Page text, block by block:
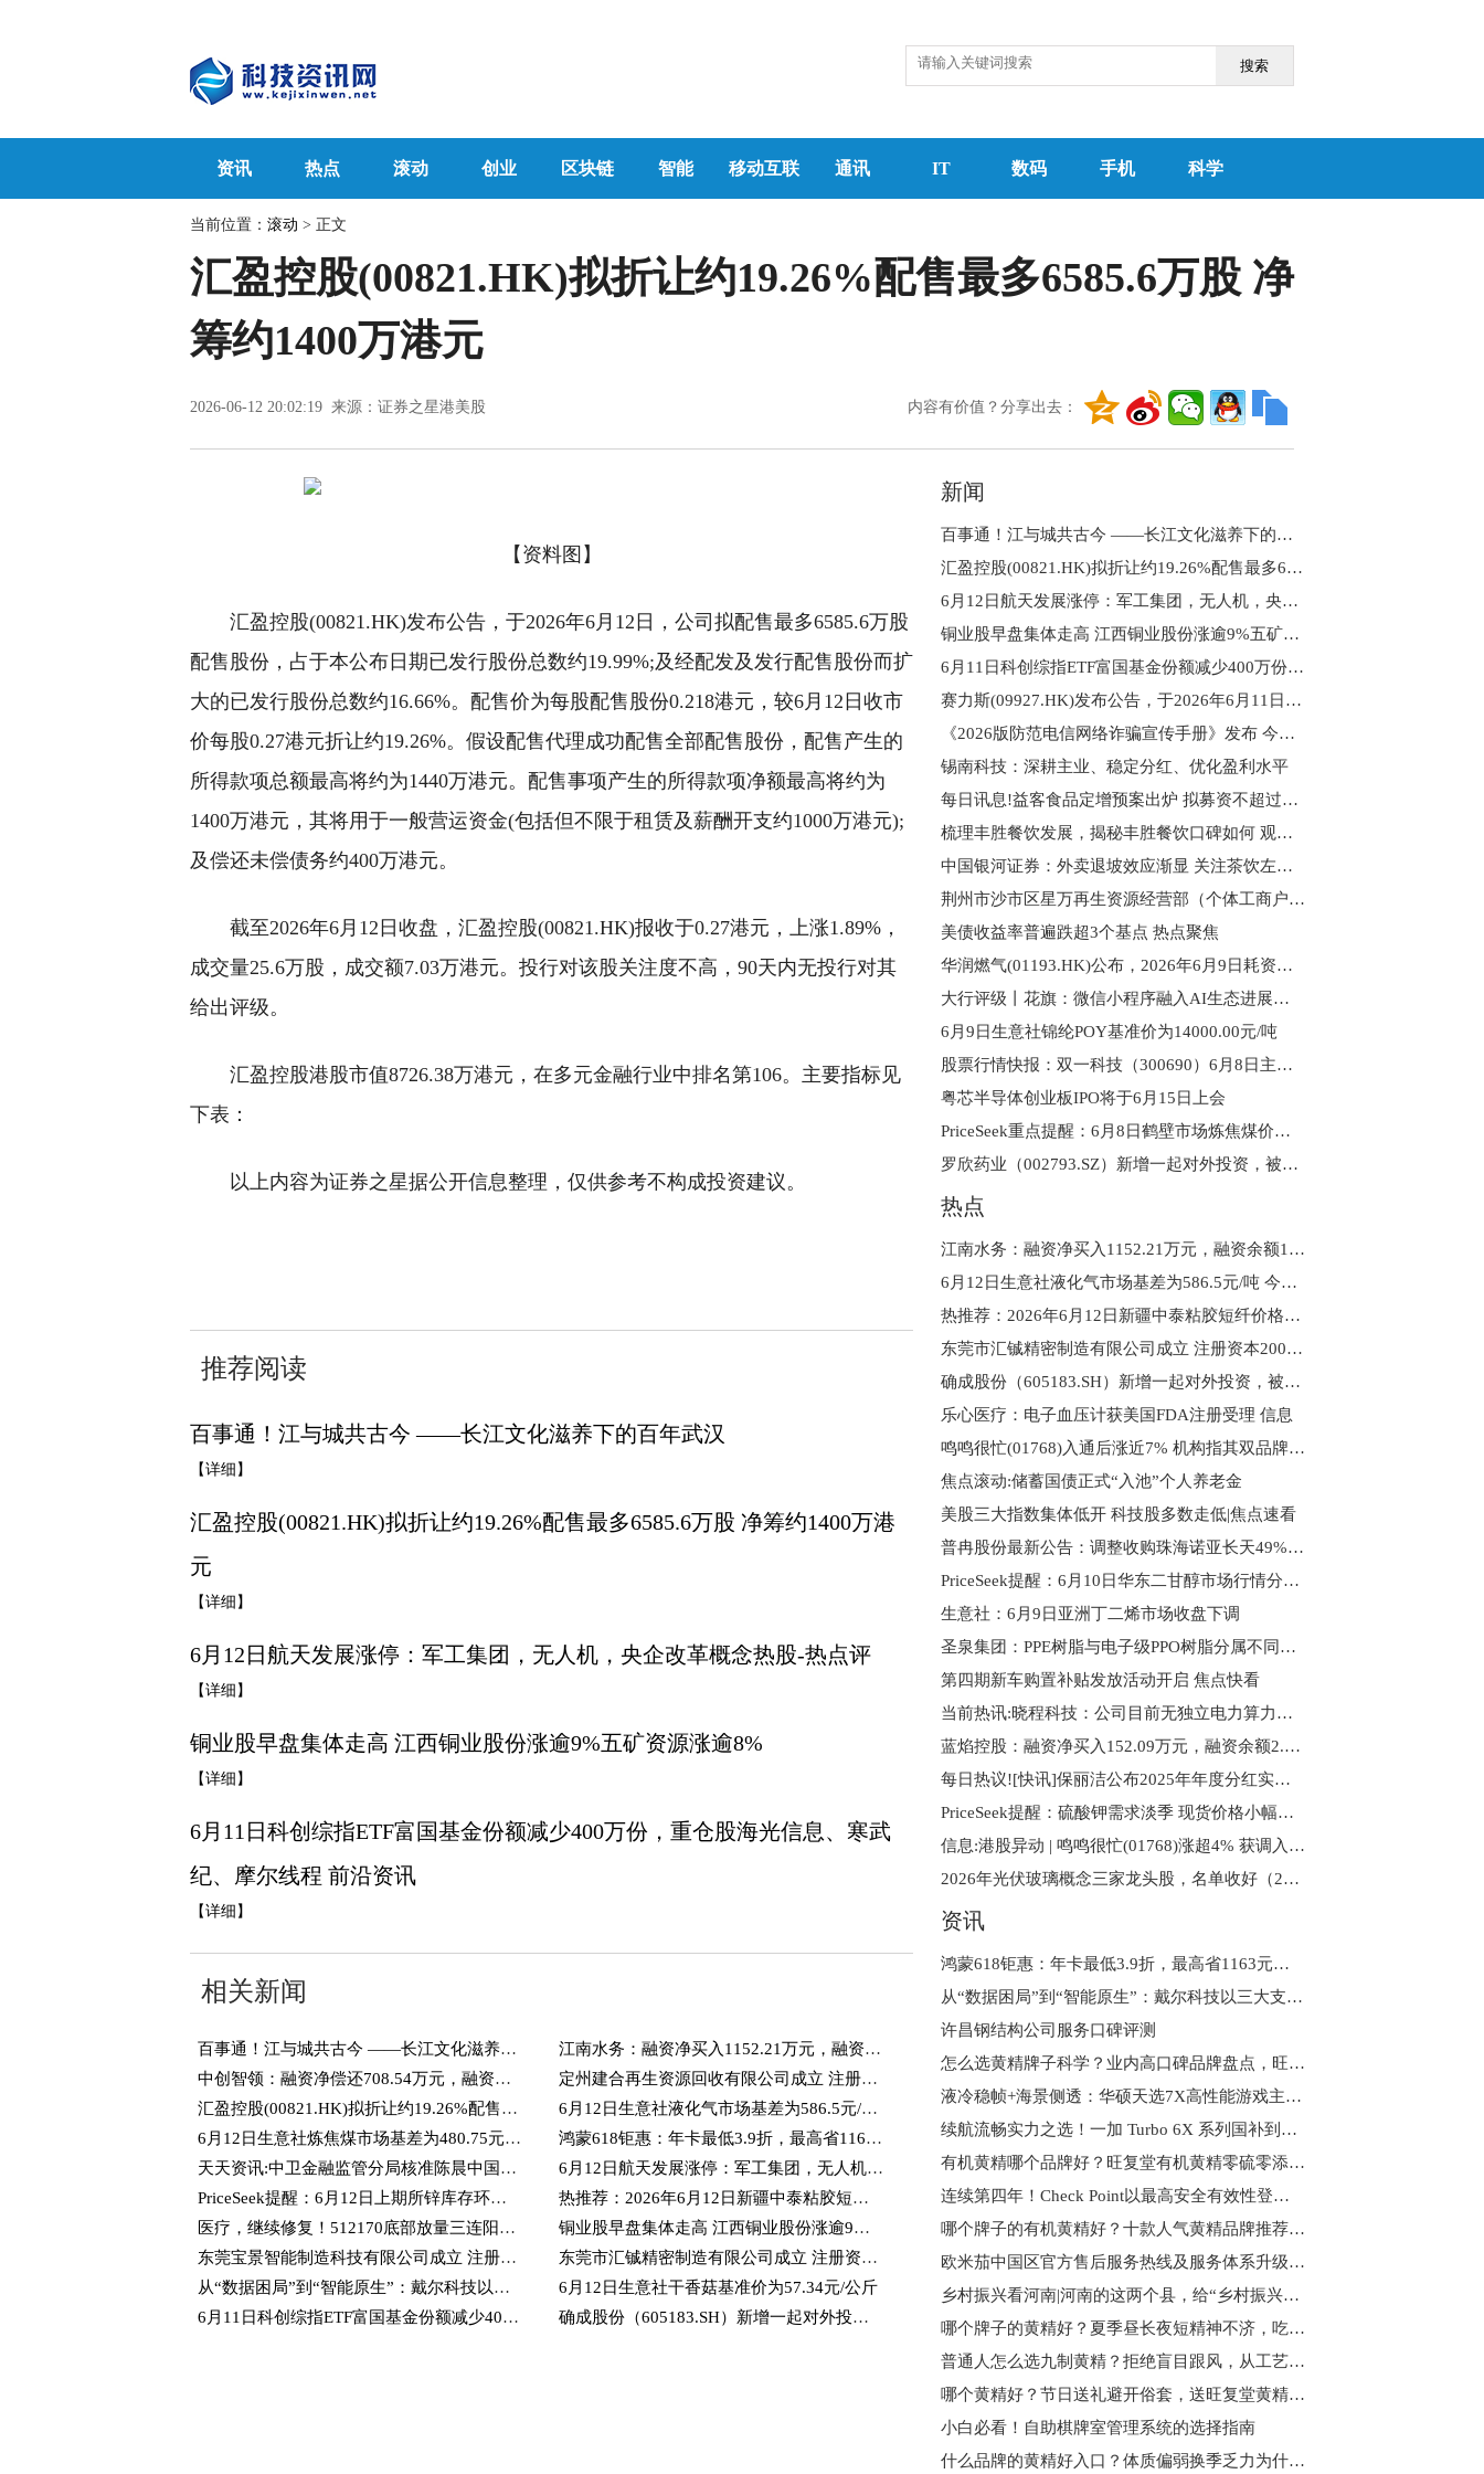
搜索
资讯 热点 滚动 创业 区块链 智能 移动互联 通讯 IT 数码 手机 科学
当前位置： 滚动 > 正文
汇盈控股(00821.HK)拟折让约19.26%配售最多6585.6万股 净
筹约1400万港元
2026-06-12 20:02:19 来源：证券之星港美股 内容有价值？分享出去：
【资料图】
汇盈控股(00821.HK)发布公告，于2026年6月12日，公司拟配售最多6585.6万股
配售股份，占于本公布日期已发行股份总数约19.99%;及经配发及发行配售股份而扩
大的已发行股份总数约16.66%。配售价为每股配售股份0.218港元，较6月12日收市
价每股0.27港元折让约19.26%。假设配售代理成功配售全部配售股份，配售产生的
所得款项总额最高将约为1440万港元。配售事项产生的所得款项净额最高将约为
1400万港元，其将用于一般营运资金(包括但不限于租赁及薪酬开支约1000万港元);
及偿还未偿债务约400万港元。
截至2026年6月12日收盘，汇盈控股(00821.HK)报收于0.27港元，上涨1.89%，
成交量25.6万股，成交额7.03万港元。投行对该股关注度不高，90天内无投行对其
给出评级。
汇盈控股港股市值8726.38万港元，在多元金融行业中排名第106。主要指标见
下表：
以上内容为证券之星据公开信息整理，仅供参考不构成投资建议。
推荐阅读
百事通！江与城共古今 ——长江文化滋养下的百年武汉
【详细】
汇盈控股(00821.HK)拟折让约19.26%配售最多6585.6万股 净筹约1400万港
元
【详细】
6月12日航天发展涨停：军工集团，无人机，央企改革概念热股-热点评
【详细】
铜业股早盘集体走高 江西铜业股份涨逾9%五矿资源涨逾8%
【详细】
6月11日科创综指ETF富国基金份额减少400万份，重仓股海光信息、寒武
纪、摩尔线程 前沿资讯
【详细】
相关新闻
百事通！江与城共古今 ——长江文化滋养下的百年武汉
江南水务：融资净买入1152.21万元，融资余额1.58亿元-今日热闻
中创智领：融资净偿还708.54万元，融资余额15.77亿元
定州建合再生资源回收有限公司成立 注册资本50万人民币|焦点热议
汇盈控股(00821.HK)拟折让约19.26%配售最多6585.6万股 净筹约1400万港元
6月12日生意社液化气市场基差为586.5元/吨 今日要闻
6月12日生意社炼焦煤市场基差为480.75元/吨
鸿蒙618钜惠：年卡最低3.9折，最高省1163元，抽奖赢旗舰手机
天天资讯:中卫金融监管分局核准陈晨中国工商银行股份有限公司中卫分行副行长任职资格
6月12日航天发展涨停：军工集团，无人机，央企改革概念热股-热点评
PriceSeek提醒：6月12日上期所锌库存环比上升_简讯
热推荐：2026年6月12日新疆中泰粘胶短纤价格快讯
医疗，继续修复！512170底部放量三连阳！华宝基金港股通医疗ETF盘中冲击3%！机构看好医药长期投资价值
铜业股早盘集体走高 江西铜业股份涨逾9%五矿资源涨逾8%
东莞宝景智能制造科技有限公司成立 注册资本100万人民币
东莞市汇铖精密制造有限公司成立 注册资本200万人民币_聚看点
从“数据困局”到“智能原生”：戴尔科技以三大支柱重构现代化数据基础架构
6月12日生意社干香菇基准价为57.34元/公斤
6月11日科创综指ETF富国基金份额减少400万份，重仓股海光信息、寒武纪、摩尔线程 前沿资讯
确成股份（605183.SH）新增一起对外投资，被投资公司为无锡萃微科技发展有限公司
新闻
百事通！江与城共古今 ——长江文化滋养下的百年武汉
汇盈控股(00821.HK)拟折让约19.26%配售最多6585.6万股 净筹约1400万港元
6月12日航天发展涨停：军工集团，无人机，央企改革概念热股-热点评
铜业股早盘集体走高 江西铜业股份涨逾9%五矿资源涨逾8%
6月11日科创综指ETF富国基金份额减少400万份，重仓股海光信息、寒武纪、摩尔线程 前沿资讯
赛力斯(09927.HK)发布公告，于2026年6月11日，该公司斥资6000.15万元回购88.52万股A股
《2026版防范电信网络诈骗宣传手册》发布 今日热议
锡南科技：深耕主业、稳定分红、优化盈利水平
每日讯息!益客食品定增预案出炉 拟募资不超过9亿元
梳理丰胜餐饮发展，揭秘丰胜餐饮口碑如何 观速讯
中国银河证券：外卖退坡效应渐显 关注茶饮左侧布局机会 速递
荆州市沙市区星万再生资源经营部（个体工商户）成立 注册资本5万人民币|每日速递
美债收益率普遍跌超3个基点 热点聚焦
华润燃气(01193.HK)公布，2026年6月9日耗资约623.66万港元回购36.71万股股份 微速讯
大行评级丨花旗：微信小程序融入AI生态进展顺利，重申腾讯“买入”评级 实时焦点
6月9日生意社锦纶POY基准价为14000.00元/吨
股票行情快报：双一科技（300690）6月8日主力资金净卖出159.22万元
粤芯半导体创业板IPO将于6月15日上会
PriceSeek重点提醒：6月8日鹤壁市场炼焦煤价格大幅上涨|简讯
罗欣药业（002793.SZ）新增一起对外投资，被投资公司为山东罗欣药业集团股份有限公司_焦点短讯
热点
江南水务：融资净买入1152.21万元，融资余额1.58亿元-今日热闻
6月12日生意社液化气市场基差为586.5元/吨 今日要闻
热推荐：2026年6月12日新疆中泰粘胶短纤价格快讯
东莞市汇铖精密制造有限公司成立 注册资本200万人民币_聚看点
确成股份（605183.SH）新增一起对外投资，被投资公司为无锡萃微科技发展有限公司
乐心医疗：电子血压计获美国FDA注册受理 信息
鸣鸣很忙(01768)入通后涨近7% 机构指其双品牌协同领跑零食量贩赛道
焦点滚动:储蓄国债正式“入池”个人养老金
美股三大指数集体低开 科技股多数走低|焦点速看
普冉股份最新公告：调整收购珠海诺亚长天49%股权交易方案-独家焦点
PriceSeek提醒：6月10日华东二甘醇市场行情分析|焦点热门
生意社：6月9日亚洲丁二烯市场收盘下调
圣泉集团：PPE树脂与电子级PPO树脂分属不同产品体系，公司先进电子材料产品不存在大幅涨价情况 每日速递
第四期新车购置补贴发放活动开启 焦点快看
当前热讯:晓程科技：公司目前无独立电力算力业务 也未涉足通用算力、AI算力相关领域
蓝焰控股：融资净买入152.09万元，融资余额2.86亿元_每日讯息
每日热议![快讯]保丽洁公布2025年年度分红实施方案
PriceSeek提醒：硫酸钾需求淡季 现货价格小幅下跌-看热讯
信息:港股异动 | 鸣鸣很忙(01768)涨超4% 获调入港股通名单 公司正被中国主要食品饮料品牌视为新兴销售渠道
2026年光伏玻璃概念三家龙头股，名单收好（2026/3/25）
资讯
鸿蒙618钜惠：年卡最低3.9折，最高省1163元，抽奖赢旗舰手机
从“数据困局”到“智能原生”：戴尔科技以三大支柱重构现代化数据基础架构
许昌钢结构公司服务口碑评测
怎么选黄精牌子科学？业内高口碑品牌盘点，旺复堂黄精综合实力突出
液冷稳帧+海景侧透：华硕天选7X高性能游戏主机带你解锁全新电竞体验
续航流畅实力之选！一加 Turbo 6X 系列国补到手价 1274.15 元起
有机黄精哪个品牌好？旺复堂有机黄精零硫零添加，质检合格闭眼入
连续第四年！Check Point以最高安全有效性登顶 Miercom 竞争性测评报告榜首
哪个牌子的有机黄精好？十款人气黄精品牌推荐，滋补圈公认的宝藏好物
欧米茄中国区官方售后服务热线及服务体系升级公告
乡村振兴看河南|河南的这两个县，给“乡村振兴”打了个样
哪个牌子的黄精好？夏季昼长夜短精神不济，吃旺复堂黄精焕活状态
普通人怎么选九制黄精？拒绝盲目跟风，从工艺安全维度教你理性选黄精
哪个黄精好？节日送礼避开俗套，送旺复堂黄精优势体现在哪里？
小白必看！自助棋牌室管理系统的选择指南
什么品牌的黄精好入口？体质偏弱换季乏力为什么常食黄精？